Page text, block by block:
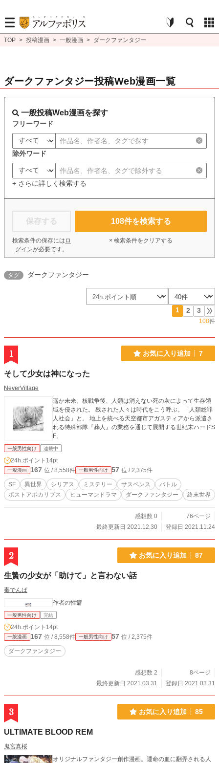
TOP > 投稿漫画 > 一般漫画 > ダークファンタジー
ダークファンタジー投稿Web漫画一覧
一般投稿Web漫画を探す
フリーワード
除外ワード
+ さらに詳しく検索する
保存する
検索条件の保存には ロ
グインが必要です。
108件を検索する
× 検索条件をクリアする
タグ ダークファンタジー
1 2 3
108件
1 お気に入り追加 7
そして少女は神になった
NeverVillage
遥か未来。核戦争後、人類は消えない死の灰によって生存領
域を侵された。 残された人々は時代をこう呼ぶ。「人類総罪
人社会」と。 地上を統べる天空都市アガスティアから派遣さ
れる特殊部隊『葬人』の業務を通じて展開する世紀末ハードS
F。
一般男性向け 連載中
24h.ポイント 14pt
一般漫画 167 位 / 8,558件 一般男性向け 57 位 / 2,375件
SF 異世界 シリアス ミステリー サスペンス
バトル
ポストアポカリプス
ヒューマンドラマ ダークファンタジー 終末世界
感想数 0
76ページ
最終更新日 2021.12.30
登録日 2021.11.24
2 お気に入り追加 87
生贄の少女が「助けて」と言わない話
毒でんぱ
作者の性癖
一般男性向け 完結
24h.ポイント 14pt
一般漫画 167 位 / 8,558件 一般男性向け 57 位 / 2,375件
ダークファンタジー
感想数 2
8ページ
最終更新日 2021.03.31
登録日 2021.03.31
3 お気に入り追加 85
ULTIMATE BLOOD REM
鬼宮真桜
オリジナルファンタジー創作漫画。運命の血に翻弄される人